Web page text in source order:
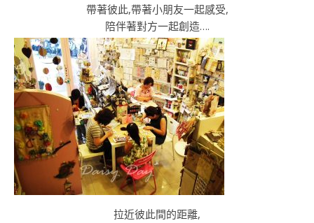
帶著彼此,帶著小朋友一起感受,
陪伴著對方一起創造….
拉近彼此間的距離,